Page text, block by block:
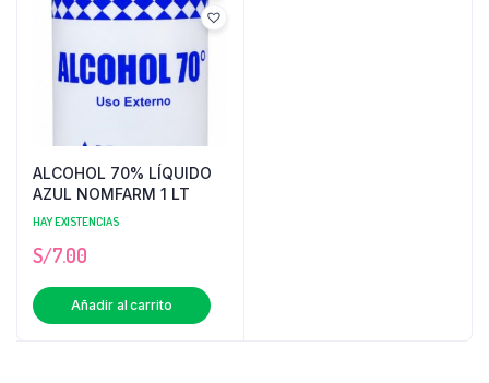
ALCOHOL 70% LÍQUIDO
AZUL NOMFARM 1 LT
HAY EXISTENCIAS
S/7.00
Añadir al carrito